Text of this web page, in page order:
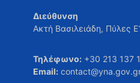
Διεύθυνση
Ακτή Βασιλειάδη, Πύλες
Τηλέφωνο: +30 213 137
Email: